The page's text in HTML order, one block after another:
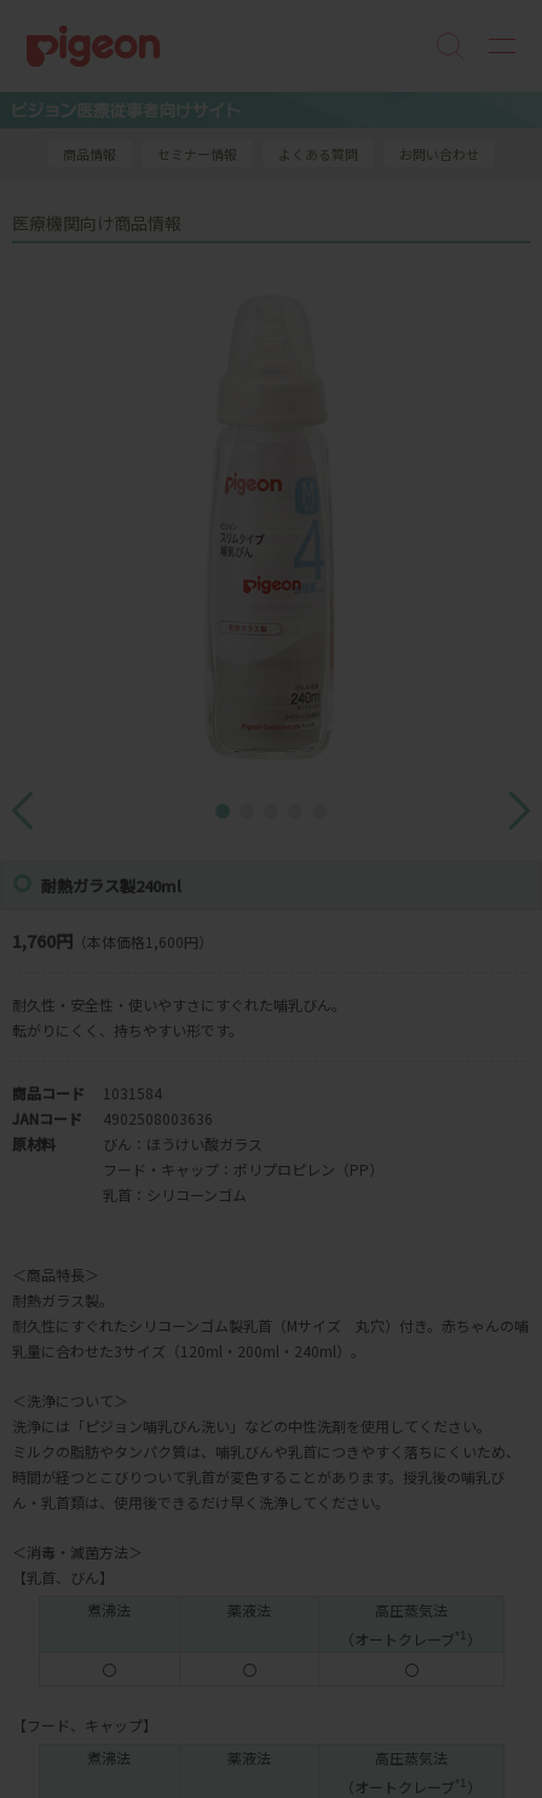
商品情報 セミナー情報 よくある質問 お問い合わせ
医療機関向け商品情報
耐熱ガラス製240ml
1,760円 （本体価格1,600円）
耐久性・安全性・使いやすさにすぐれた哺乳びん。
転がりにくく、持ちやすい形です。
商品コード
1031584
JANコード
4902508003636
原材料
びん：ほうけい酸ガラス
フード・キャップ：ポリプロピレン（PP）
乳首：シリコーンゴム
＜商品特長＞
耐熱ガラス製。
耐久性にすぐれたシリコーンゴム製乳首（Mサイズ 丸穴）付き。赤ちゃんの哺
乳量に合わせた3サイズ（120ml・200ml・240ml）。
＜洗浄について＞
洗浄には「ピジョン哺乳びん洗い」などの中性洗剤を使用してください。
ミルクの脂肪やタンパク質は、哺乳びんや乳首につきやすく落ちにくいため、
時間が経つとこびりついて乳首が変色することがあります。授乳後の哺乳び
ん・乳首類は、使用後できるだけ早く洗浄してください。
＜消毒・滅菌方法＞
【乳首、びん】
煮沸法
薬液法
高圧蒸気法
（オートクレーブ*1 ）
〇
〇 〇
【フード、キャップ】
煮沸法
薬液法
高圧蒸気法
（オートクレーブ*1 ）